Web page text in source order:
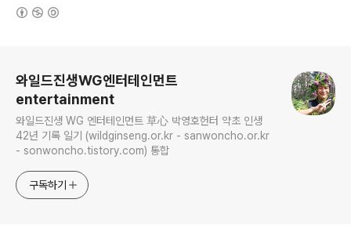
와일드진생WG엔터테인먼트
entertainment
와일드진생 WG 엔터테인먼트 草心 박영호헌터 약초 인생
42년 기록 일기 (wildginseng.or.kr - sanwoncho.or.kr
- sonwoncho.tistory.com) 통합
구독하기